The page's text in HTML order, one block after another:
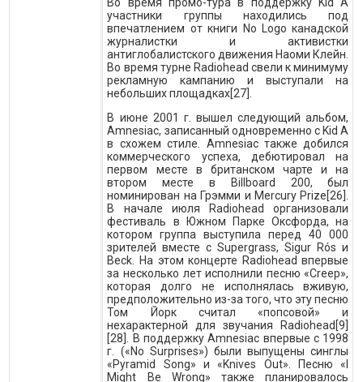
участники группы находились под
впечатлением от книги No Logo канадской
журналистки и активистки
антиглобалистского движения Наоми Клейн.
Во время турне Radiohead свели к минимуму
рекламную кампанию и выступали на
небольших площадках[27].
В июне 2001 г. вышел следующий альбом,
Amnesiac, записанный одновременно с Kid A
в схожем стиле. Amnesiac также добился
коммерческого успеха, дебютировал на
первом месте в британском чарте и на
втором месте в Billboard 200, был
номинирован на Грэмми и Mercury Prize[26].
В начале июля Radiohead организовали
фестиваль в Южном Парке Оксфорда, на
котором группа выступила перед 40 000
зрителей вместе с Supergrass, Sigur Rós и
Beck. На этом концерте Radiohead впервые
за несколько лет исполнили песню «Creep»,
которая долго не исполнялась вживую,
предположительно из-за того, что эту песню
Том Йорк считал «попсовой» и
нехарактерной для звучания Radiohead[9]
[28]. В поддержку Amnesiac впервые с 1998
г. («No Surprises») были выпущены синглы
«Pyramid Song» и «Knives Out». Песню «I
Might Be Wrong» также планировалось